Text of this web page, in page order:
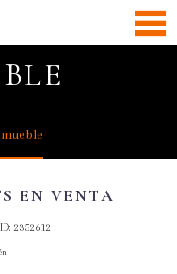
EN VENTA
2352612